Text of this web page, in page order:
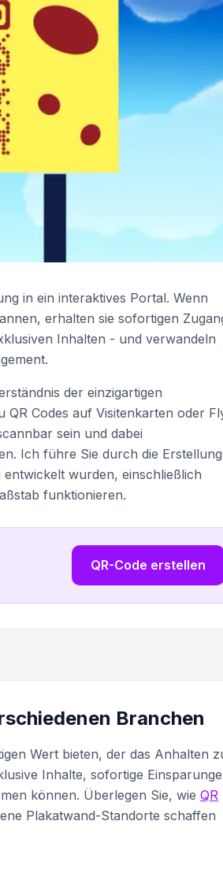
in ein interaktives Portal. Wenn
erhalten sie sofortigen
Inhalten - und verwandeln
der einzigartigen
Codes auf Visitenkarten oder
sein und dabei
Ich führe Sie durch die Erstellung
wurden, einschließlich
funktionieren.
QR-Code erstellen
Branchen
Wert bieten, der das Anhalten
Inhalte, sofortige
können. Überlegen Sie, wie QR
Plakatwand-Standorte schaffen